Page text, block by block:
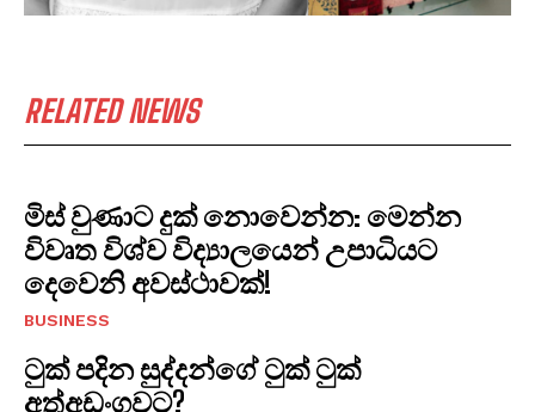
RELATED NEWS
මිස් වුණාට දුක් නොවෙන්න: මෙන්න
විවෘත විශ්ව විද්‍යාලයෙන් උපාධියට
දෙවෙනි අවස්ථාවක්!
BUSINESS
ටුක් පදින සුද්දන්ගේ ටුක් ටුක්
අත්අඩංගුවට?